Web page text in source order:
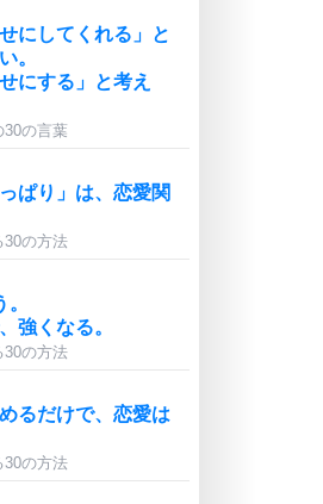
にしてくれる」と
。
にする」と考え
30の言葉
ぱり」は、恋愛関
30の方法
強くなる。
30の方法
るだけで、恋愛は
30の方法